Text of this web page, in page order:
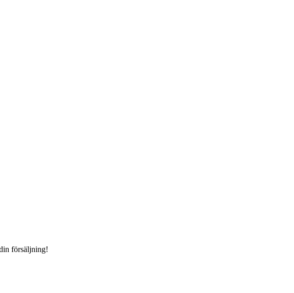
försäljning!